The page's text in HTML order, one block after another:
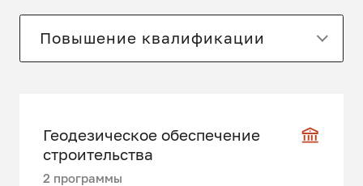
Повышение квалификации
Геодезическое обеспечение
строительства
2 программы